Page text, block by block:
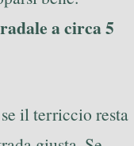
a circa 5
il terriccio resta